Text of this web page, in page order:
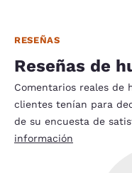
RESEÑAS
Reseñas de
Comentarios reales de
clientes tenían para
de su encuesta de
información